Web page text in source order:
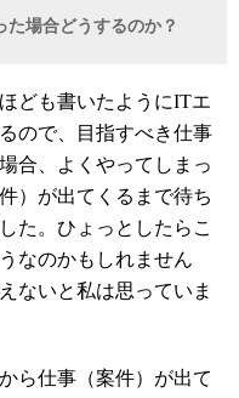
場合どうするのか？
ども書いたようにITエ
ので、目指すべき仕事
合、よくやってしまっ
）が出てくるまで待ち
た。ひょっとしたらこ
なのかもしれません
ないと私は思っていま
ら仕事（案件）が出て